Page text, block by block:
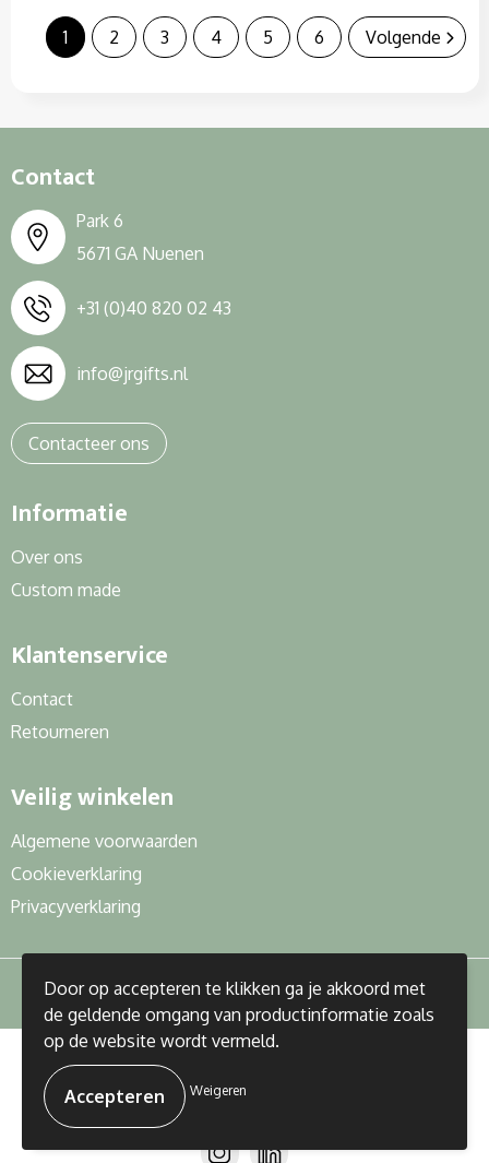
1 2 3 4 5 6 Volgende
Contact
Park 6
5671 GA Nuenen
+31 (0)40 820 02 43
info@jrgifts.nl
Contacteer ons
Informatie
Over ons
Custom made
Klantenservice
Contact
Retourneren
Veilig winkelen
Algemene voorwaarden
Cookieverklaring
Privacyverklaring
© Copyright J&R Gifts 2023
Door op accepteren te klikken ga je akkoord met
de geldende omgang van productinformatie zoals
op de website wordt vermeld.
Weigeren